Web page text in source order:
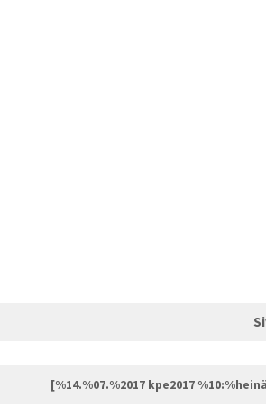
[%14.%07.%2017 kpe2017